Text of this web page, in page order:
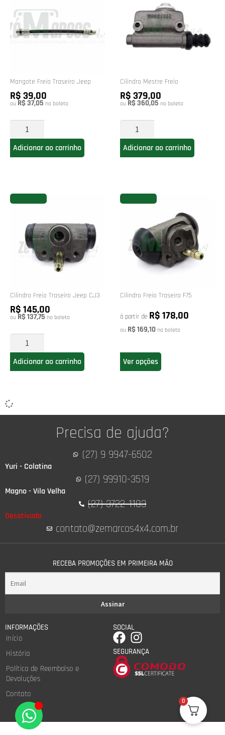
Mangote Freio Traseiro Jeep
R$ 39,00
ou R$ 37,05 no boleto
Adicionar ao carrinho
Cilindro Mestre Freio
R$ 379,00
ou R$ 360,05 no boleto
Adicionar ao carrinho
Cilindro Freio Traseiro Jeep CJ3
R$ 145,00
ou R$ 137,75 no boleto
Adicionar ao carrinho
Cilindro Freio Traseiro F75
à partir de R$ 178,00
ou R$ 169,10 no boleto
Ver opções
Precisa de ajuda?
(27) 9 9947-6502
Yuri - Colatina
(27) 99910-3519
Magno - Vila Velha
(27) 3722-1103
Desativado
contato@zemarcos4x4.com.br
RECEBA PROMOÇÕES EM PRIMEIRA MÃO
INFORMAÇÕES
Início
História
Política de Reembolso e
Devoluções
Contato
SOCIAL
SEGURANÇA
0